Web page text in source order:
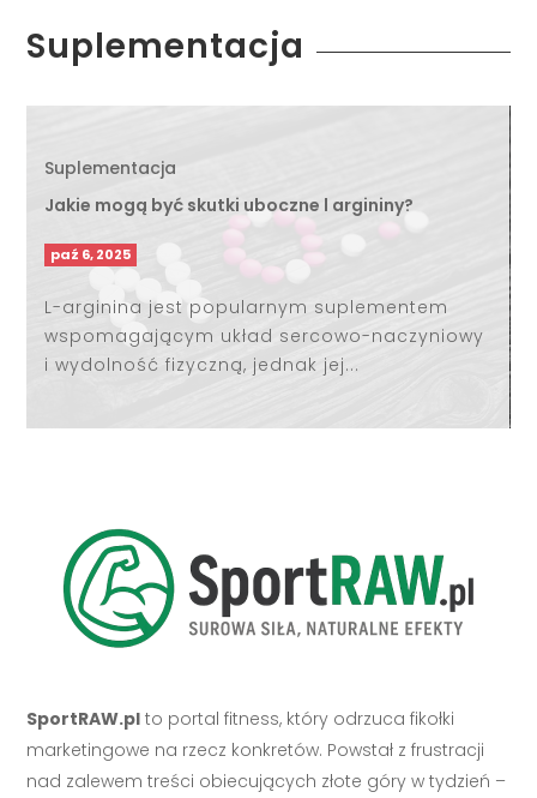
Suplementacja
Suplementacja
Jakie mogą być skutki uboczne l argininy?
paź 6, 2025
L-arginina jest popularnym suplementem
wspomagającym układ sercowo-naczyniowy
i wydolność fizyczną, jednak jej...
SportRAW.pl to portal fitness, który odrzuca fikołki
marketingowe na rzecz konkretów. Powstał z frustracji
nad zalewem treści obiecujących złote góry w tydzień –